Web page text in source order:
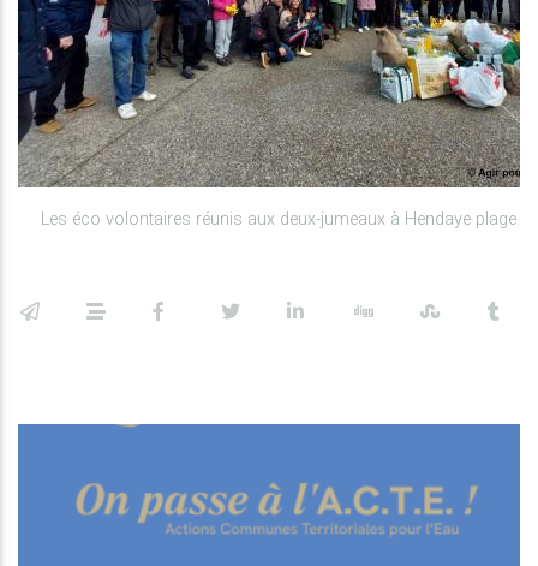
Les éco volontaires réunis aux deux-jumeaux à Hendaye plage.